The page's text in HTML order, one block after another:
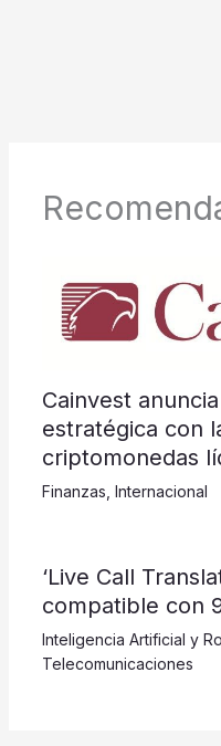
Cainvest
estratégica con
criptomonedas
Finanzas Internacional
‘Live Call
compatible con
Inteligencia Artificial y
Telecomunicaciones